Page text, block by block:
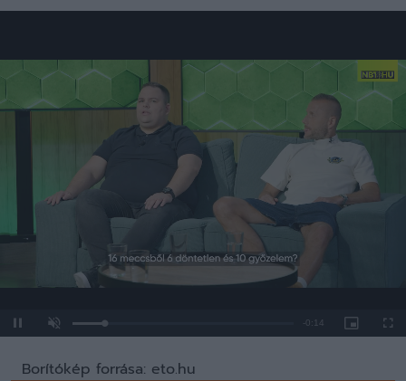
UnmuteLoaded:
0%
Borítókép forrása: eto.hu